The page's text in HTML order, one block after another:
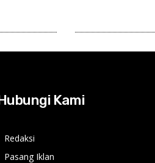
Kami
Redaksi
Pasang Iklan